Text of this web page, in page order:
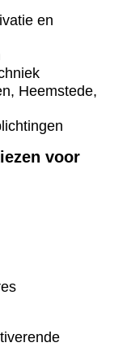
en
Heemstede,
voor